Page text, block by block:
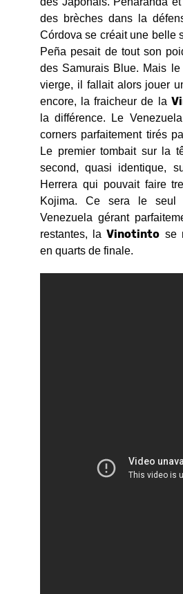
des brèches dans la
Córdova se créait une belle
Peña pesait de tout son
des Samurais Blue. Mais
vierge, il fallait alors jouer
encore, la fraicheur de la
la différence. Le
corners parfaitement tirés
Le premier tombait sur la
second, quasi identique,
Herrera qui pouvait faire
Kojima. Ce sera le seul
Venezuela gérant
restantes, laVinotinto se
en quarts de finale.